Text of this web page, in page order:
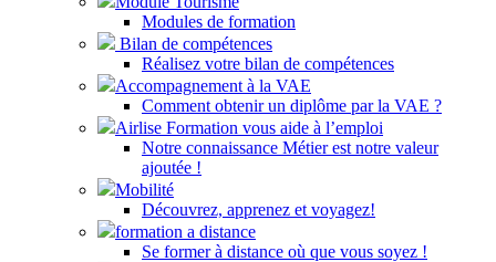
Modules de formation
Bilan de compétences
Réalisez votre bilan de compétences
Accompagnement à la VAE
Comment obtenir un diplôme par la VAE ?
Airlise Formation vous aide à l’emploi
Notre connaissance Métier est notre valeur
ajoutée !
Mobilité
Découvrez, apprenez et voyagez!
formation a distance
Se former à distance où que vous soyez !